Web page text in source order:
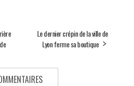
Le dernier crépin de la ville de
Lyon ferme sa boutique